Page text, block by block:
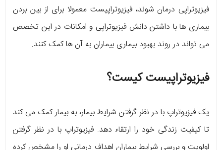
فیزیوتراپی درمان شوند، فیزیوتراپیست معمولا برای از بین بردن
بیماری ها با داشتن دانش فیزیوتراپی و امکانات در این تخصص
می تواند در روند بهبود بیماری بیماران به آن ها کمک کنند.
فیزیوتراپیست کیست؟
یک فیزیوتراپ با در نظر گرفتن شرایط بیمار، به بیمار کمک می کند
تا کیفیت زندگی خود را ارتقاء دهد. فیزیوتراپ با در نظر گرفتن
اولویت و بررسی شرایط بیماران اهداف درمانی او را مشخص کرده